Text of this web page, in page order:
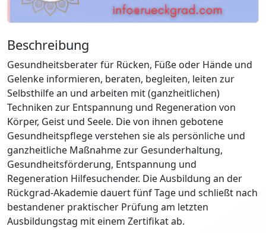
Beschreibung
Gesundheitsberater für Rücken, Füße oder Hände und
Gelenke informieren, beraten, begleiten, leiten zur
Selbsthilfe an und arbeiten mit (ganzheitlichen)
Techniken zur Entspannung und Regeneration von
Körper, Geist und Seele. Die von ihnen gebotene
Gesundheitspflege verstehen sie als persönliche und
ganzheitliche Maßnahme zur Gesunderhaltung,
Gesundheitsförderung, Entspannung und
Regeneration Hilfesuchender. Die Ausbildung an der
Rückgrad-Akademie dauert fünf Tage und schließt nach
bestandener praktischer Prüfung am letzten
Ausbildungstag mit einem Zertifikat ab.